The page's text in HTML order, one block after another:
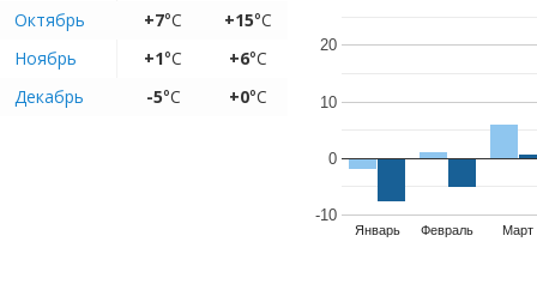
Октябрь
+7°C +15°C
Ноябрь
+1°C +6°C
Декабрь
-5°C +0°C
Январь Февраль Март
-10
0
10
20